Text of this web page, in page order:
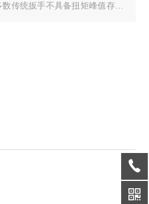
传统扳手不具备扭矩峰值存储